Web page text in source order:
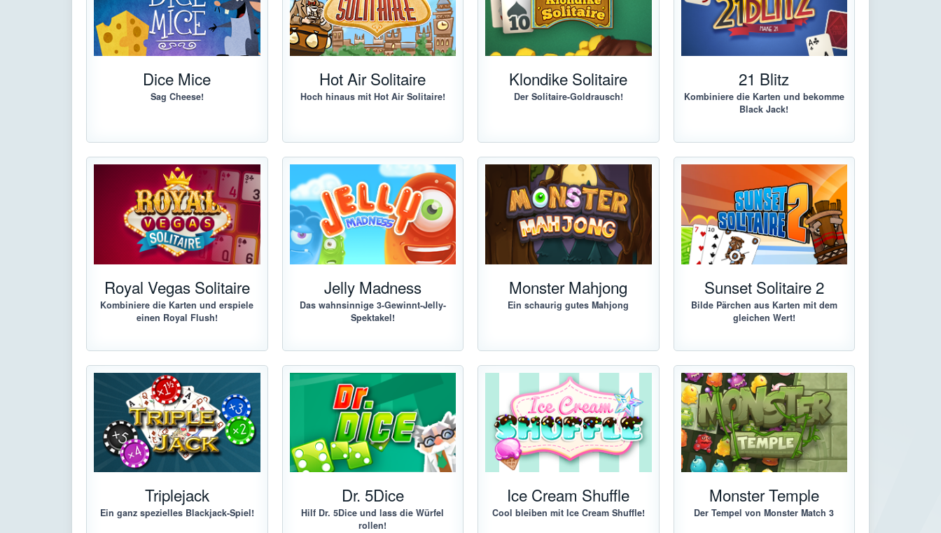
Dice Mice
Sag Cheese!
Hot Air Solitaire
Hoch hinaus mit Hot Air Solitaire!
Klondike Solitaire
Der Solitaire-Goldrausch!
21 Blitz
Kombiniere die Karten und bekomme
Black Jack!
Royal Vegas Solitaire
Kombiniere die Karten und erspiele
einen Royal Flush!
Jelly Madness
Das wahnsinnige 3-Gewinnt-Jelly-
Spektakel!
Monster Mahjong
Ein schaurig gutes Mahjong
Sunset Solitaire 2
Bilde Pärchen aus Karten mit dem
gleichen Wert!
Triplejack
Ein ganz spezielles Blackjack-Spiel!
Dr. 5Dice
Hilf Dr. 5Dice und lass die Würfel
rollen!
Ice Cream Shuffle
Cool bleiben mit Ice Cream Shuffle!
Monster Temple
Der Tempel von Monster Match 3